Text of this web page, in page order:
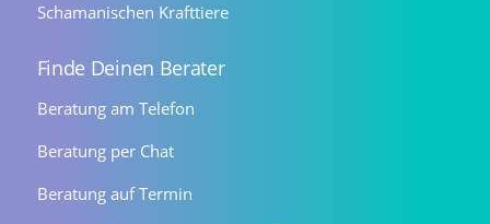
Schamanischen Krafttiere
Finde Deinen Berater
Beratung am Telefon
Beratung per Chat
Beratung auf Termin